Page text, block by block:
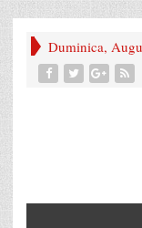
Duminica,